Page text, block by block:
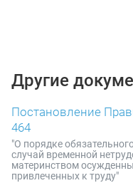
Другие
Постановление
464
"О порядке
случай временной
материнством
привлеченных к труду"